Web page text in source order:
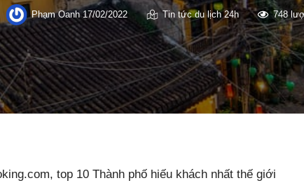
Phạm Oanh17/02/2022 Tin tức du lịch 24h 748
top 10 Thành phố hiếu khách nhất thế giới